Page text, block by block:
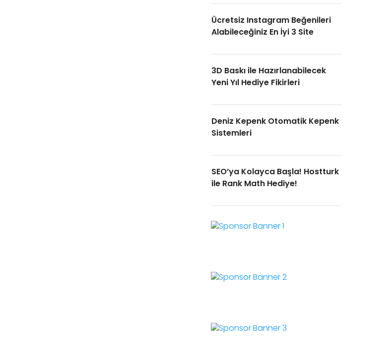
Ücretsiz Instagram Beğenileri
Alabileceğiniz En İyi 3 Site
3D Baskı ile Hazırlanabilecek
Yeni Yıl Hediye Fikirleri
Deniz Kepenk Otomatik Kepenk
Sistemleri
SEO’ya Kolayca Başla! Hostturk
ile Rank Math Hediye!